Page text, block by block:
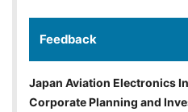
Feedback
Japan Aviation Electronics
Corporate Planning and